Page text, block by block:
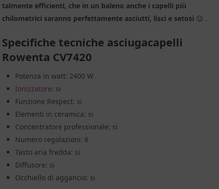
talmente efficienti, che in un baleno anche i capelli più
chilometrici saranno perfettamente asciutti, lisci e setosi 😉 .
Specifiche tecniche asciugacapelli
Rowenta CV7420
Potenza in watt: 2400 W
Ionizzatore: si
Funzione Respect: si
Elementi in ceramica: si
Concentratore professionale: si
Numero regolazioni: 6
Tasto aria fredda: si
Diffusore: si
Occhiello di aggancio: si